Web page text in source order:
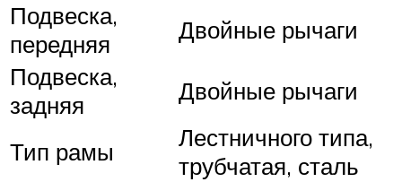
Подвеска,
передняя
Двойные рычаги
Подвеска,
задняя
Двойные рычаги
Тип рамы
Лестничного типа,
трубчатая, сталь